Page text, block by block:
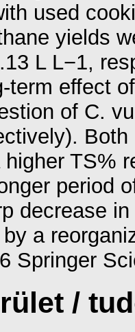
used
yields
L L−1,
term effect
of C.
TS%
period
decrease
a
Springer
/